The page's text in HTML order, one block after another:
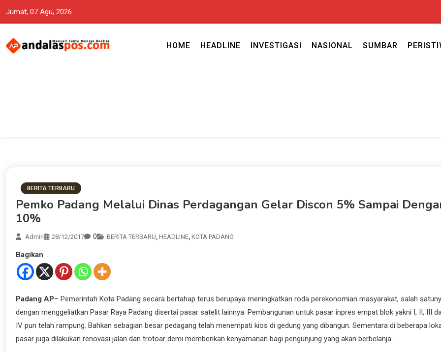
Jumat, 07 Agu, 2026
HOME HEADLINE INVESTIGASI NASIONAL SUMBAR
BERITA TERBARU
Pemko Padang Melalui Dinas Perdagangan Gelar Discon 5% Sampai
10%
Admin 28/12/2017 0 BERITA TERBARU, HEADLINE, KOTA PADANG
Bagikan
Padang AP– Pemerintah Kota Padang secara bertahap terus berupaya meningkatkan roda perekonomian masyarakat, salah
dengan menggeliatkan Pasar Raya Padang disertai pasar satelit lainnya. Pembangunan untuk pasar inpres empat blok yakni I, II, III
IV pun telah rampung. Bahkan sebagian besar pedagang telah menempati kios di gedung yang dibangun. Sementara di beberapa
pasar juga dilakukan renovasi jalan dan trotoar demi memberikan kenyamanan bagi pengunjung yang akan berbelanja.